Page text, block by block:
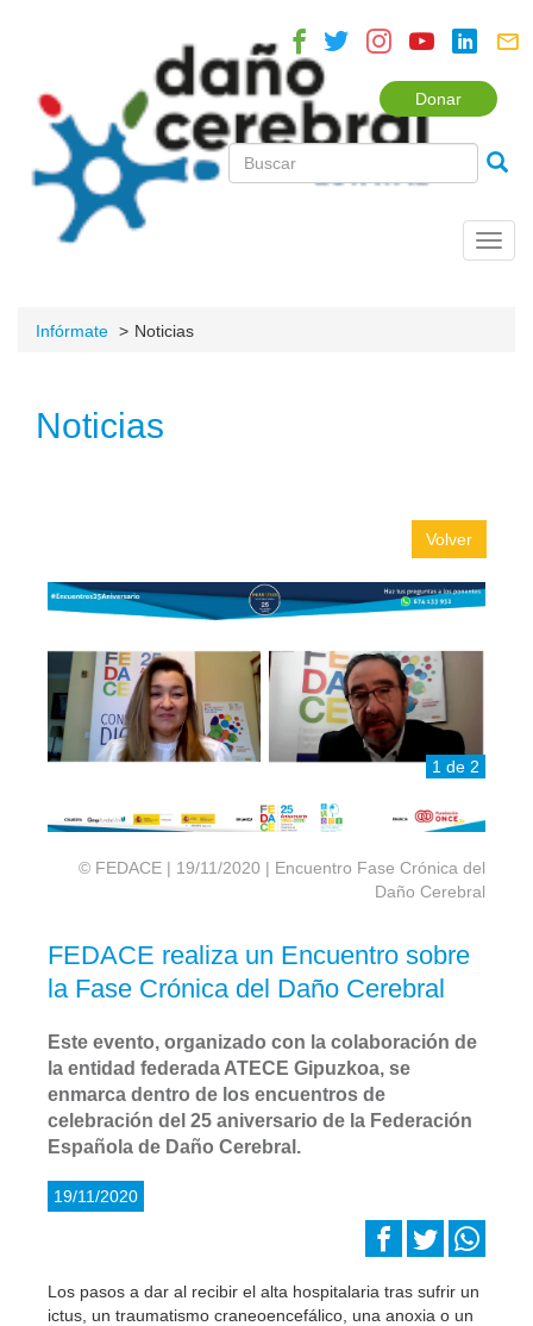
Donar
Infórmate Noticias
Noticias
Volver
1 de 2
© FEDACE | 19/11/2020 | Encuentro Fase Crónica del
Daño Cerebral
FEDACE realiza un Encuentro sobre
la Fase Crónica del Daño Cerebral
Este evento, organizado con la colaboración de
la entidad federada ATECE Gipuzkoa, se
enmarca dentro de los encuentros de
celebración del 25 aniversario de la Federación
Española de Daño Cerebral.
19/11/2020
Los pasos a dar al recibir el alta hospitalaria tras sufrir un
ictus, un traumatismo craneoencefálico, una anoxia o un